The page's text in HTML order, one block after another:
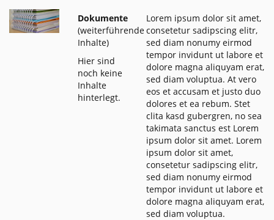
Dokumente
(weiterführende
Inhalte)
Hier sind
noch keine
Inhalte
hinterlegt.
Lorem ipsum dolor sit amet,
consetetur sadipscing elitr,
sed diam nonumy eirmod
tempor invidunt ut labore et
dolore magna aliquyam erat,
sed diam voluptua. At vero
eos et accusam et justo duo
dolores et ea rebum. Stet
clita kasd gubergren, no sea
takimata sanctus est Lorem
ipsum dolor sit amet. Lorem
ipsum dolor sit amet,
consetetur sadipscing elitr,
sed diam nonumy eirmod
tempor invidunt ut labore et
dolore magna aliquyam erat,
sed diam voluptua.